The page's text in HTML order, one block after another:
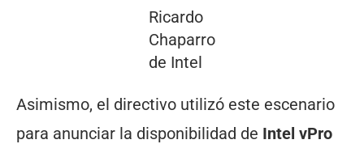
Ricardo
Chaparro
de Intel
Asimismo, el directivo utilizó este escenario
para anunciar la disponibilidad de Intel vPro